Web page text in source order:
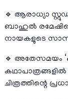
🔹 ആരാധ്യാ
ബാഹുൽ
നായകളുടെ
🔹 അതേസമയം
ചിത്രത്തിന്റെ